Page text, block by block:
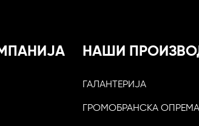
НАШИ
ГАЛАНТЕРИЈА
ГРОМОБРАНСКА ОПРЕМА